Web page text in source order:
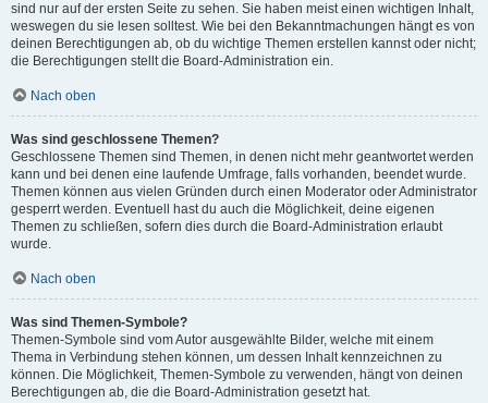
sind nur auf der ersten Seite zu sehen. Sie haben meist einen wichtigen Inhalt,
weswegen du sie lesen solltest. Wie bei den Bekanntmachungen hängt es von
deinen Berechtigungen ab, ob du wichtige Themen erstellen kannst oder nicht;
die Berechtigungen stellt die Board-Administration ein.
Nach oben
Was sind geschlossene Themen?
Geschlossene Themen sind Themen, in denen nicht mehr geantwortet werden
kann und bei denen eine laufende Umfrage, falls vorhanden, beendet wurde.
Themen können aus vielen Gründen durch einen Moderator oder Administrator
gesperrt werden. Eventuell hast du auch die Möglichkeit, deine eigenen
Themen zu schließen, sofern dies durch die Board-Administration erlaubt
wurde.
Nach oben
Was sind Themen-Symbole?
Themen-Symbole sind vom Autor ausgewählte Bilder, welche mit einem
Thema in Verbindung stehen können, um dessen Inhalt kennzeichnen zu
können. Die Möglichkeit, Themen-Symbole zu verwenden, hängt von deinen
Berechtigungen ab, die die Board-Administration gesetzt hat.